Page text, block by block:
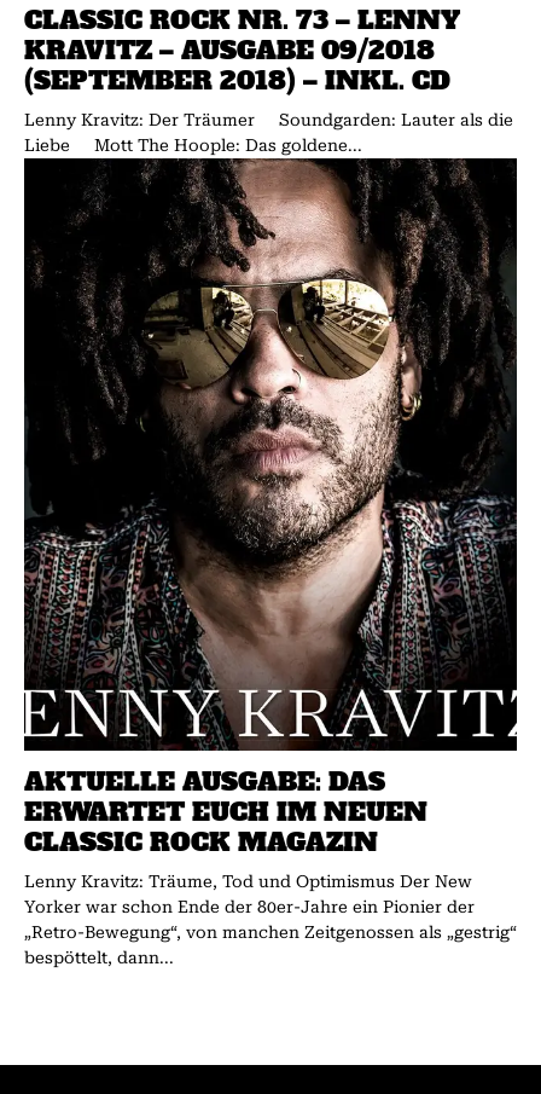
CLASSIC ROCK NR. 73 – LENNY
KRAVITZ – AUSGABE 09/2018
(SEPTEMBER 2018) – INKL. CD
Lenny Kravitz: Der Träumer Soundgarden: Lauter als die
Liebe Mott The Hoople: Das goldene...
AKTUELLE AUSGABE: DAS
ERWARTET EUCH IM NEUEN
CLASSIC ROCK MAGAZIN
Lenny Kravitz: Träume, Tod und Optimismus Der New
Yorker war schon Ende der 80er-Jahre ein Pionier der
„Retro-Bewegung“, von manchen Zeitgenossen als „gestrig“
bespöttelt, dann...